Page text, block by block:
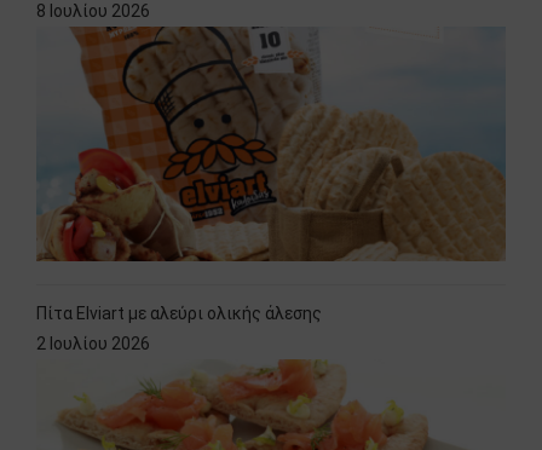
8 Ιουλίου 2026
Πίτα Elviart με αλεύρι ολικής άλεσης
2 Ιουλίου 2026